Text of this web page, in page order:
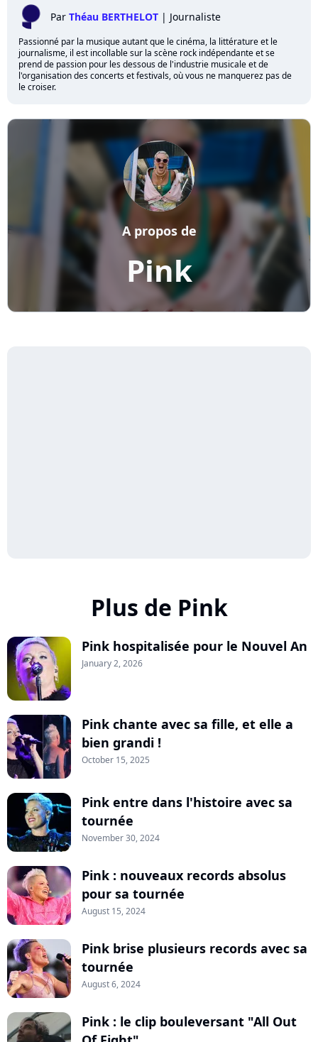
Par Théau BERTHELOT | Journaliste
Passionné par la musique autant que le cinéma, la littérature et le
journalisme, il est incollable sur la scène rock indépendante et se
prend de passion pour les dessous de l'industrie musicale et de
l'organisation des concerts et festivals, où vous ne manquerez pas de
le croiser.
Pink
A propos de
Plus de Pink
Pink hospitalisée pour le Nouvel An
January 2, 2026
Pink chante avec sa fille, et elle a
bien grandi !
October 15, 2025
Pink entre dans l'histoire avec sa
tournée
November 30, 2024
Pink : nouveaux records absolus
pour sa tournée
August 15, 2024
Pink brise plusieurs records avec sa
tournée
August 6, 2024
Pink : le clip bouleversant "All Out